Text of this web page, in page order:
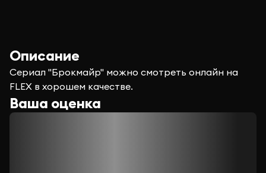
Описание
Сериал "Брокмайр" можно смотреть онлайн на
FLEX в хорошем качестве.
Ваша оценка